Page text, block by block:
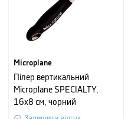
Microplane
Пілер вертикальний
Microplane SPECIALTY,
16х8 см, чорний